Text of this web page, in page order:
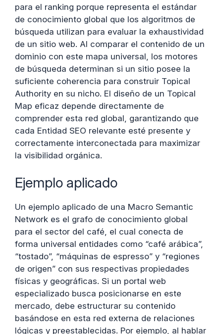
para el ranking porque representa el estándar
de conocimiento global que los algoritmos de
búsqueda utilizan para evaluar la exhaustividad
de un sitio web. Al comparar el contenido de un
dominio con este mapa universal, los motores
de búsqueda determinan si un sitio posee la
suficiente coherencia para construir Topical
Authority en su nicho. El diseño de un Topical
Map eficaz depende directamente de
comprender esta red global, garantizando que
cada Entidad SEO relevante esté presente y
correctamente interconectada para maximizar
la visibilidad orgánica.
Ejemplo aplicado
Un ejemplo aplicado de una Macro Semantic
Network es el grafo de conocimiento global
para el sector del café, el cual conecta de
forma universal entidades como “café arábica”,
“tostado”, “máquinas de espresso” y “regiones
de origen” con sus respectivas propiedades
físicas y geográficas. Si un portal web
especializado busca posicionarse en este
mercado, debe estructurar su contenido
basándose en esta red externa de relaciones
lógicas y preestablecidas. Por ejemplo, al hablar